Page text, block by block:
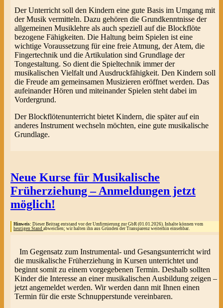
Der Unterricht soll den Kindern eine gute Basis im Umgang mit
der Musik vermitteln. Dazu gehören die Grundkenntnisse der
allgemeinen Musiklehre als auch speziell auf die Blockflöte
bezogene Fähigkeiten. Die Haltung beim Spielen ist eine
wichtige Voraussetzung für eine freie Atmung, der Atem, die
Fingertechnik und die Artikulation sind Grundlage der
Tongestaltung. So dient die Spieltechnik immer der
musikalischen Vielfalt und Ausdruckfähigkeit. Den Kindern soll
die Freude am gemeinsamen Musizieren eröffnet werden. Das
aufeinander Hören und miteinander Spielen steht dabei im
Vordergrund.
Der Blockflötenunterricht bietet Kindern, die später auf ein
anderes Instrument wechseln möchten, eine gute musikalische
Grundlage.
Neue Kurse für Musikalische
Früherziehung – Anmeldungen jetzt
möglich!
Hinweis: Dieser Beitrag entstand vor der Umfirmierung zur GbR (01.01.2026). Inhalte können vom
heutigen Stand abweichen; wir halten ihn aus Gründen der Transparenz weiterhin einsehbar.
Im Gegensatz zum Instrumental- und Gesangsunterricht wird
die musikalische Früherziehung in Kursen unterrichtet und
beginnt somit zu einem vorgegebenen Termin. Deshalb sollten
Kinder die Interesse an einer musikalischen Ausbildung zeigen –
jetzt angemeldet werden. Wir werden dann mit Ihnen einen
Termin für die erste Schnupperstunde vereinbaren.